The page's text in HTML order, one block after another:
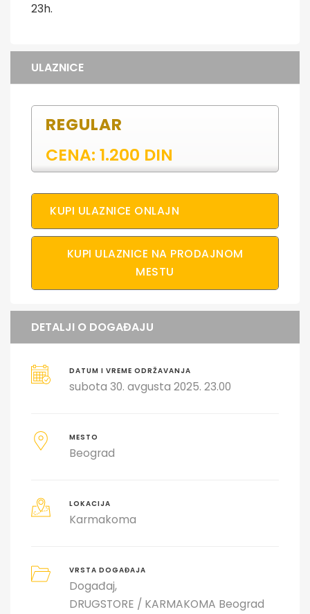
23h.
ULAZNICE
REGULAR
CENA: 1.200 DIN
KUPI ULAZNICE ONLAJN
KUPI ULAZNICE NA PRODAJNOM
MESTU
DETALJI O DOGAĐAJU
DATUM I VREME ODRŽAVANJA
subota 30. avgusta 2025. 23.00
MESTO
Beograd
LOKACIJA
Karmakoma
VRSTA DOGAĐAJA
Događaj
DRUGSTORE / KARMAKOMA Beograd